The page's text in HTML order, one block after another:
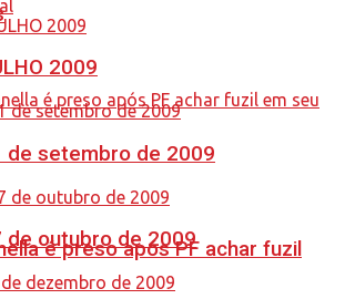
é preso após PF achar fuzil
2009
de setembro de 2009
de outubro de 2009